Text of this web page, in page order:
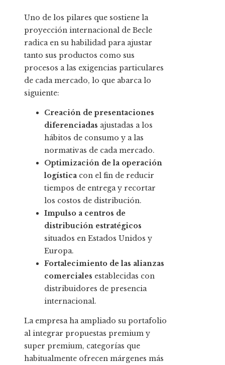
Uno de los pilares que sostiene la
proyección internacional de Becle
radica en su habilidad para ajustar
tanto sus productos como sus
procesos a las exigencias particulares
de cada mercado, lo que abarca lo
siguiente:
Creación de presentaciones
diferenciadas ajustadas a los
hábitos de consumo y a las
normativas de cada mercado.
Optimización de la operación
logística con el fin de reducir
tiempos de entrega y recortar
los costos de distribución.
Impulso a centros de
distribución estratégicos
situados en Estados Unidos y
Europa.
Fortalecimiento de las alianzas
comerciales establecidas con
distribuidores de presencia
internacional.
La empresa ha ampliado su portafolio
al integrar propuestas premium y
super premium, categorías que
habitualmente ofrecen márgenes más